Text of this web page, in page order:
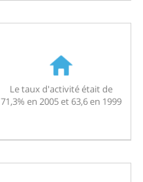
Le taux d'activité était de
71,3% en 2005 et 63,6 en 1999